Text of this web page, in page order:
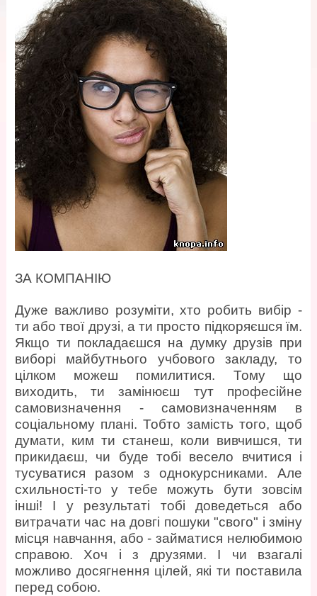
ЗА КОМПАНІЮ
Дуже важливо розуміти, хто робить вибір -
ти або твої друзі, а ти просто підкоряєшся їм.
Якщо ти покладаєшся на думку друзів при
виборі майбутнього учбового закладу, то
цілком можеш помилитися. Тому що
виходить, ти замінюєш тут професійне
самовизначення - самовизначенням в
соціальному плані. Тобто замість того, щоб
думати, ким ти станеш, коли вивчишся, ти
прикидаєш, чи буде тобі весело вчитися і
тусуватися разом з однокурсниками. Але
схильності-то у тебе можуть бути зовсім
інші! І у результаті тобі доведеться або
витрачати час на довгі пошуки "свого" і зміну
місця навчання, або - займатися нелюбимою
справою. Хоч і з друзями. І чи взагалі
можливо досягнення цілей, які ти поставила
перед собою.